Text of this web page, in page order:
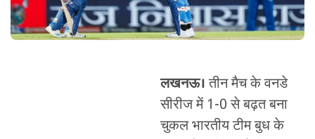
लखनऊ।तीन मैच के वनडे
सीरीज में 1-0 से बढ़त बना
चुकल भारतीय टीम बुध के